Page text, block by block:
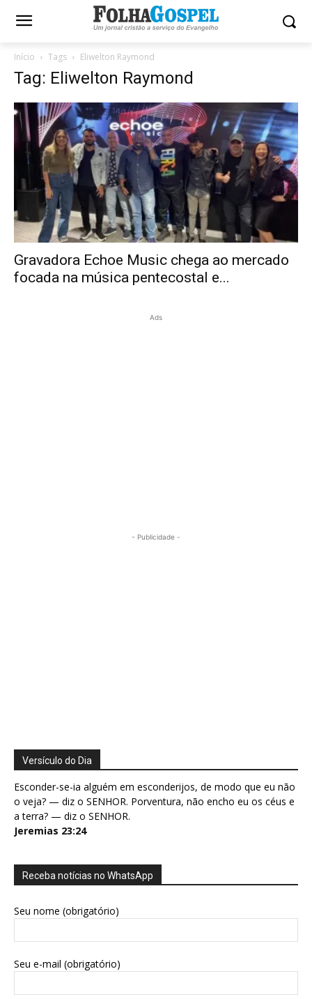
Início Tags Eliwelton Raymond
Tag: Eliwelton Raymond
Gravadora Echoe Music chega ao mercado
focada na música pentecostal e...
Ads
- Publicidade -
Versículo do Dia
Esconder-se-ia alguém em esconderijos, de modo que eu não
o veja? — diz o SENHOR. Porventura, não encho eu os céus e
a terra? — diz o SENHOR.
Jeremias 23:24
Receba notícias no WhatsApp
Seu nome (obrigatório)
Seu e-mail (obrigatório)